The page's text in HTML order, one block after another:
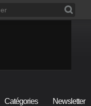
Catégories Newsletter